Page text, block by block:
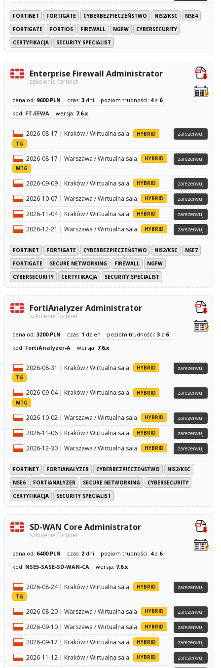
FORTINET FORTIGATE CYBERBEZPIECZEŃSTWO NIS2/KSC
NSE4
FORTIGATE
FORTIOS FIREWALL NGFW
CYBERSECURITY
CERTYFIKACJA
SECURITY SPECIALIST
Enterprise Firewall Administrator
szkolenie fortinet
cena od: 9600 PLN czas: 3dni poziom trudności: 4z 6
kod: FT-EFWA wersja: 7.6.x
2026-08-17 | Kraków / Wirtualna sala
HYBRID
TG
zarezerwuj
2026-08-17 | Warszawa / Wirtualna sala
HYBRID
MTG
zarezerwuj
2026-09-09 | Kraków / Wirtualna sala HYBRID zarezerwuj
2026-10-07 | Warszawa / Wirtualna sala HYBRID zarezerwuj
2026-11-04 | Kraków / Wirtualna sala HYBRID zarezerwuj
2026-12-21 | Warszawa / Wirtualna sala HYBRID zarezerwuj
FORTINET FORTIGATE CYBERBEZPIECZEŃSTWO NIS2/KSC
NSE7
FORTIGATE
SECURE NETWORKING FIREWALL
NGFW
CYBERSECURITY
CERTYFIKACJA SECURITY SPECIALIST
FortiAnalyzer Administrator
szkolenie fortinet
cena od: 3200 PLN czas: 1 dzień poziom trudności: 3z 6
kod: FortiAnalyzer-A wersja: 7.6.x
2026-08-31 | Kraków / Wirtualna sala
HYBRID
TG
zarezerwuj
2026-09-04 | Kraków / Wirtualna sala
HYBRID
MTG
zarezerwuj
2026-10-02 | Warszawa / Wirtualna sala HYBRID zarezerwuj
2026-11-06 | Kraków / Wirtualna sala HYBRID zarezerwuj
2026-12-30 | Warszawa / Wirtualna sala HYBRID zarezerwuj
FORTINET FORTIANALYZER CYBERBEZPIECZEŃSTWO
NIS2/KSC
NSE6
FORTIANALYZER SECURE NETWORKING
CYBERSECURITY
CERTYFIKACJA
SECURITY SPECIALIST
SD-WAN Core Administrator
szkolenie fortinet
cena od: 6400 PLN czas: 2dni poziom trudności: 4z 6
kod: NSE5-SASE-SD-WAN-CA wersja: 7.6.x
2026-08-24 | Kraków / Wirtualna sala
HYBRID
TG
zarezerwuj
2026-08-20 | Warszawa / Wirtualna sala HYBRID zarezerwuj
2026-09-10 | Warszawa / Wirtualna sala HYBRID zarezerwuj
2026-09-17 | Kraków / Wirtualna sala HYBRID zarezerwuj
2026-11-12 | Kraków / Wirtualna sala HYBRID zarezerwuj